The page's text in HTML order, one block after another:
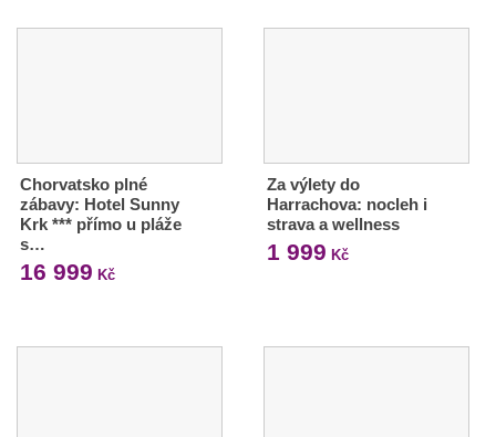
Chorvatsko plné
zábavy: Hotel Sunny
Krk *** přímo u pláže
s…
16 999 Kč
Za výlety do
Harrachova: nocleh i
strava a wellness
1 999 Kč